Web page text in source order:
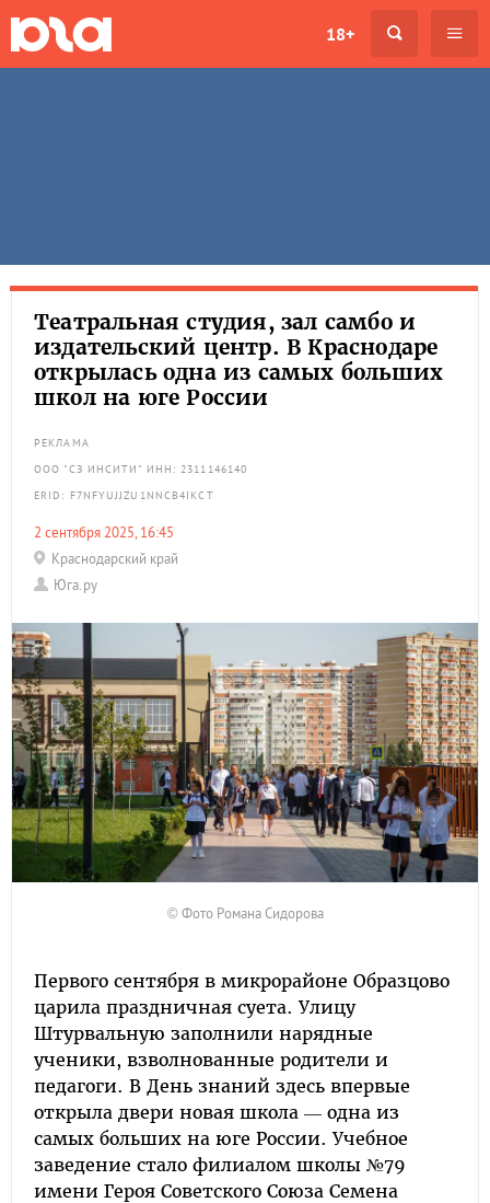
18+
Театральная студия, зал самбо и
издательский центр. В Краснодаре
открылась одна из самых больших
школ на юге России
РЕКЛАМА
ООО "СЗ ИНСИТИ" ИНН: 2311146140
ERID: F7NFYUJJZU1NNCB4IKCT
2 сентября 2025, 16:45
Краснодарский край
Юга.ру
© Фото Романа Сидорова
Первого сентября в микрорайоне Образцово
царила праздничная суета. Улицу
Штурвальную заполнили нарядные
ученики, взволнованные родители и
педагоги. В День знаний здесь впервые
открыла двери новая школа — одна из
самых больших на юге России. Учебное
заведение стало филиалом школы №79
имени Героя Советского Союза Семена